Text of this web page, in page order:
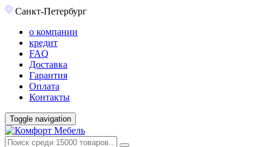
Санкт-Петербург
о компании
кредит
FAQ
Доставка
Гарантия
Оплата
Контакты
Toggle navigation